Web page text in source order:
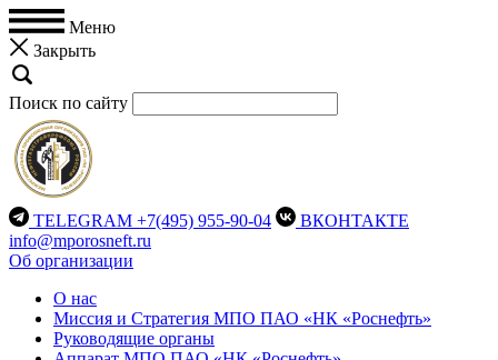
Меню
Закрыть
Поиск по сайту
TELEGRAM +7(495) 955-90-04
ВКОНТАКТЕ
info@mporosneft.ru
Об организации
О нас
Миссия и Стратегия МПО ПАО «НК «Роснефть»
Руководящие органы